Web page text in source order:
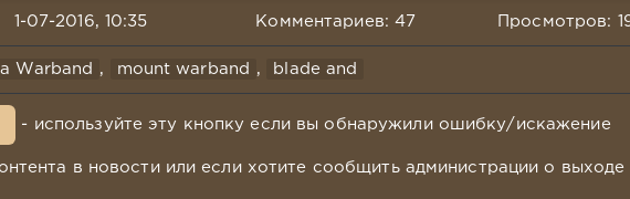
1-07-2016, 10:35 Комментариев: 47 Просмотров:
Warband , mount warband , blade and
- используйте эту кнопку если вы обнаружили ошибку/искажение
в новости или если хотите сообщить администрации о выходе